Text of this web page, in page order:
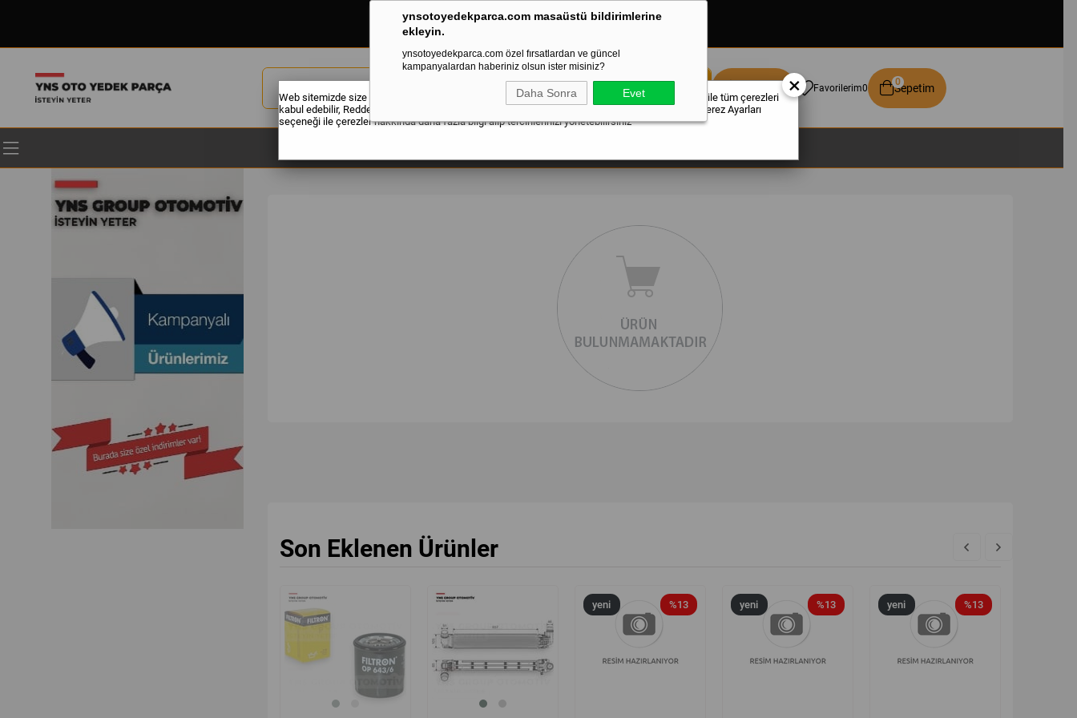
ynsotoyedekparca.com masaüstü bildirimlerine
ekleyin.
ynsotoyedekparca.com özel fırsatlardan ve güncel
kampanyalardan haberiniz olsun ister misiniz?
Daha Sonra Evet Üye Girişi Favorilerim0 Sepetim
0
Son Eklenen Ürünler
yeni
ürün
%13
yeni
%13
yeni
%13
yeni
×
Web sitemizde size daha iyi hizmet verebilmek için çerezler kullanılmaktadır. Kabul Et seçeneği ile tüm çerezleri
kabul edebilir, Reddet seçeneği ile zorunlu çerezler haricindeki tüm çerezleri reddedebilir veya Çerez Ayarları
seçeneği ile çerezler hakkında daha fazla bilgi alıp tercihlerinizi yönetebilirsiniz